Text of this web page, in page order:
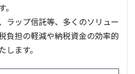
ラップ信託等、多くのソリュー
負担の軽減や納税資金の効率的
ます。